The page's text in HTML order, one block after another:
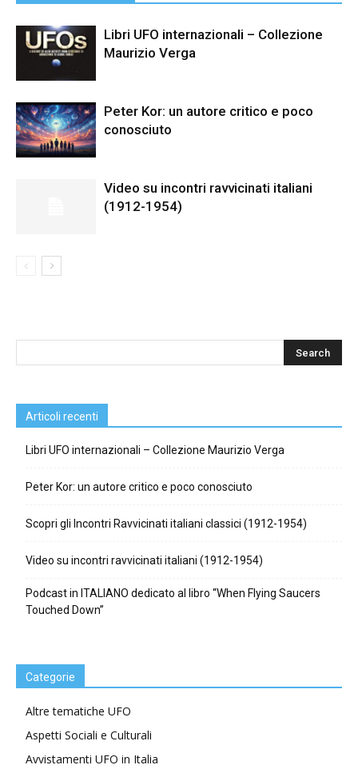
Libri UFO internazionali – Collezione
Maurizio Verga
Peter Kor: un autore critico e poco
conosciuto
Video su incontri ravvicinati italiani
(1912-1954)
Articoli recenti
Libri UFO internazionali – Collezione Maurizio Verga
Peter Kor: un autore critico e poco conosciuto
Scopri gli Incontri Ravvicinati italiani classici (1912-1954)
Video su incontri ravvicinati italiani (1912-1954)
Podcast in ITALIANO dedicato al libro “When Flying Saucers
Touched Down”
Categorie
Altre tematiche UFO
Aspetti Sociali e Culturali
Avvistamenti UFO in Italia